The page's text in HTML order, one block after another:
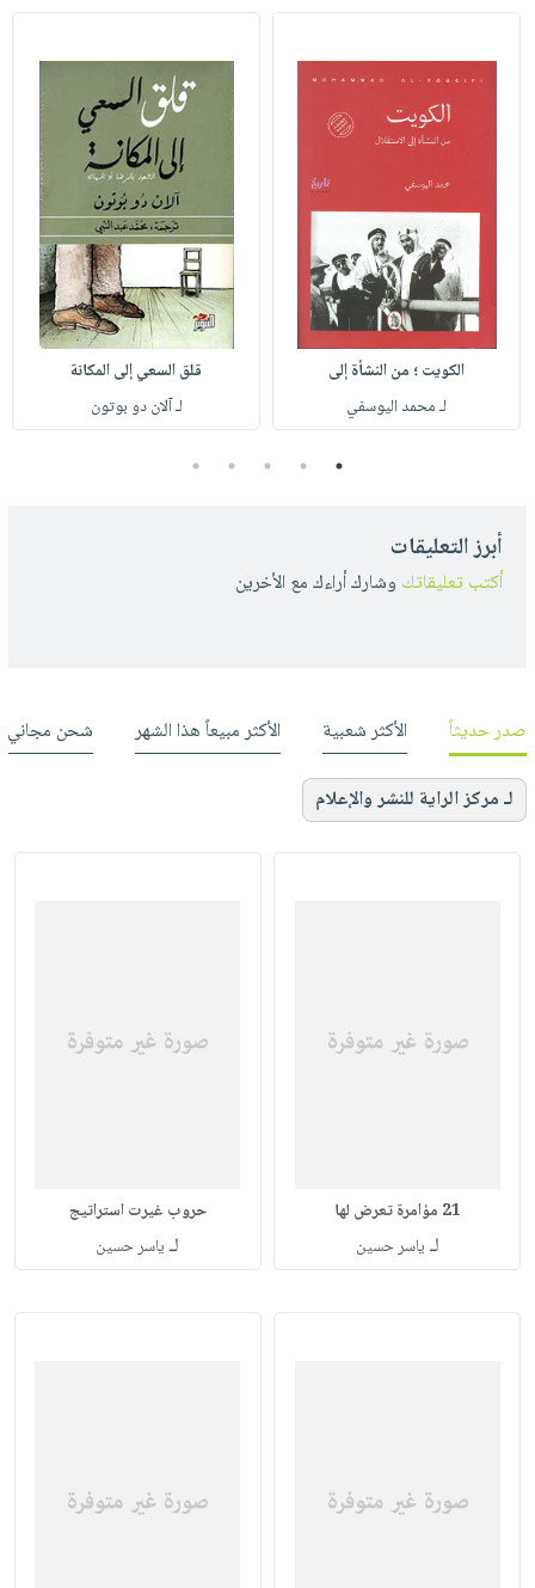
الكويت ؛ من النشأة إلى
لـ محمد اليوسفي
قلق السعي إلى المكانة
لـ آلان دو بوتون
1
2
3
4
5
أبرز التعليقات
أكتب تعليقاتك وشارك أراءك مع الأخرين
صدر حديثاً الأكثر شعبية الأكثر مبيعاً هذا الشهر شحن مجاني
لـ مركز الراية للنشر والإعلام
21 مؤامرة تعرض لها
لـ ياسر حسين
حروب غيرت استراتيج
لـ ياسر حسين